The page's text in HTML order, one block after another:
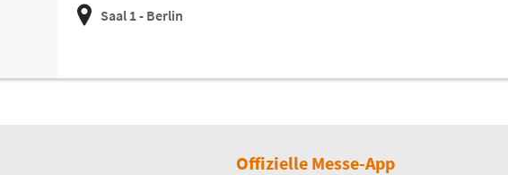
Saal 1 - Berlin
Offizielle Messe-App